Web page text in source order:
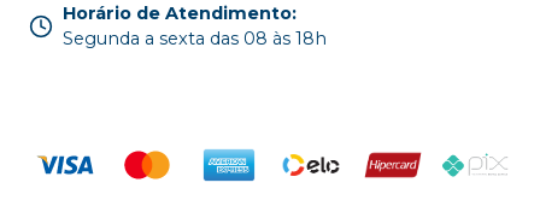
Horário de Atendimento:
Segunda a sexta das 08 às 18h